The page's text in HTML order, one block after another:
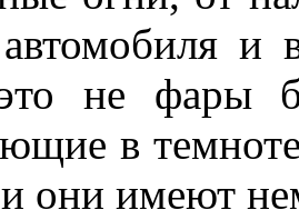
и
не фары
в
они имеют